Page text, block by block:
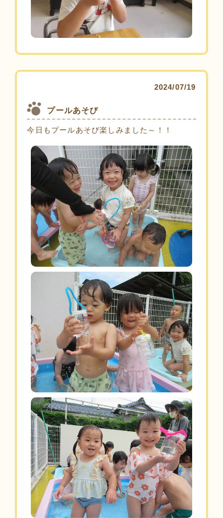
2024/07/19
プールあそび
今日もプールあそび楽しみました～！！